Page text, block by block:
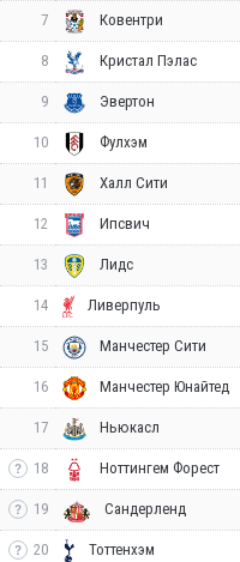
7 Ковентри
8 Кристал Пэлас
9 Эвертон
10 Фулхэм
11 Халл Сити
12 Ипсвич
13 Лидс
14 Ливерпуль
15 Манчестер Сити
16 Манчестер Юнайтед
17 Ньюкасл
18 Ноттингем Форест
19 Сандерленд
20 Тоттенхэм